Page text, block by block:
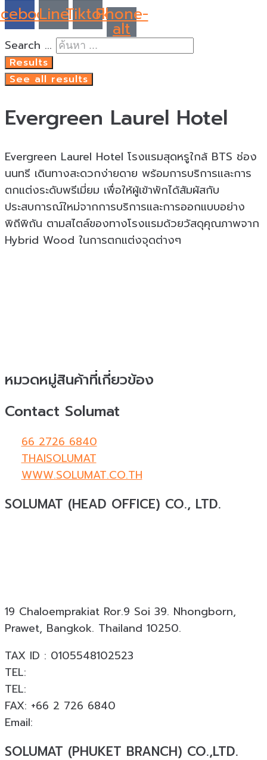
LineTiktokPhone-
alt
Search ...
Results
See all results
Evergreen Laurel Hotel
Evergreen Laurel Hotel โรงแรมสุดหรูใกล้ BTS ช่อง
นนทรี เดินทางสะดวกง่ายดาย พร้อมการบริการและการ
ตกแต่งระดับพรีเมี่ยม เพื่อให้ผู้เข้าพักได้สัมผัสกับ
ประสบการณ์ใหม่จากการบริการและการออกแบบอย่าง
พิถีพิถัน ตามสไตล์ของทางโรงแรมด้วยวัสดุคุณภาพจาก
Hybrid Wood ในการตกแต่งจุดต่างๆ
หมวดหมู่สินค้าที่เกี่ยวข้อง
Contact Solumat
66 2726 6840
THAISOLUMAT
WWW.SOLUMAT.CO.TH
SOLUMAT (HEAD OFFICE) CO., LTD.
19 Chaloemprakiat Ror.9 Soi 39. Nhongborn,
Prawet, Bangkok. Thailand 10250.
TAX ID : 0105548102523
TEL:
TEL:
FAX: +66 2 726 6840
Email:
SOLUMAT (PHUKET BRANCH) CO.,LTD.